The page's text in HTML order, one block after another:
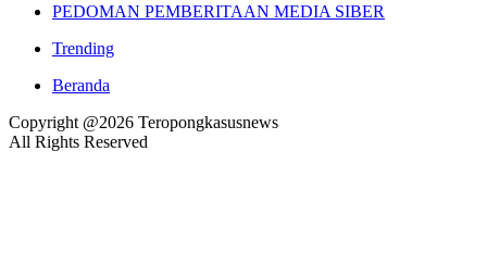
PEDOMAN PEMBERITAAN MEDIA SIBER
Trending
Beranda
Copyright @2026 Teropongkasusnews
All Rights Reserved